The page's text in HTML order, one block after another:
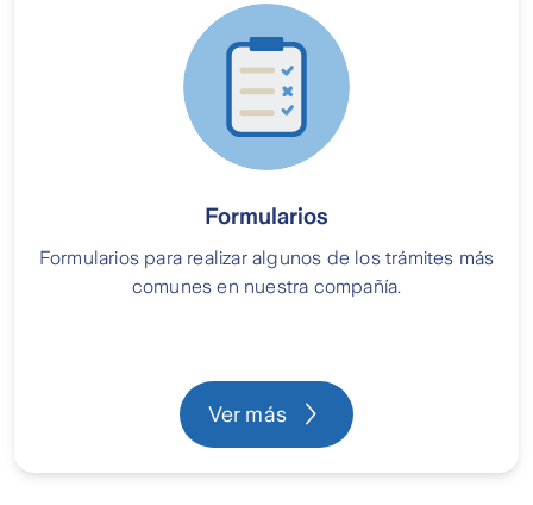
Formularios
Formularios para realizar algunos de los trámites más
comunes en nuestra compañía.
Ver más